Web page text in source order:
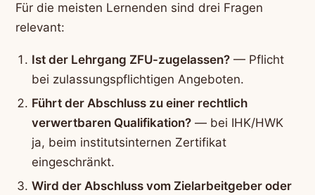
Für die meisten Lernenden sind drei Fragen
relevant:
Ist der Lehrgang ZFU-zugelassen?— Pflicht
bei zulassungspflichtigen Angeboten.
Führt der Abschluss zu einer rechtlich
verwertbaren Qualifikation?— bei IHK/HWK
ja, beim institutsinternen Zertifikat
eingeschränkt.
Wird der Abschluss vom Zielarbeitgeber oder